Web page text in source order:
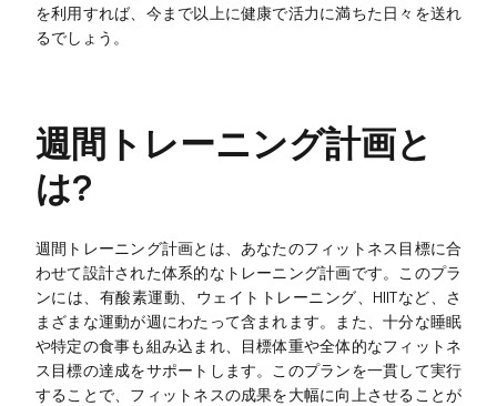
アーキテクチャ図
ブレインストーミング
チームコラボレーション
リサーチと分析
会議とワークショップ
プロダクト企画
を利用すれば、今まで以上に健康で活力に満ちた日々を送れ
るでしょう。
週間トレーニング計画と
は?
週間トレーニング計画とは、あなたのフィットネス目標に合
わせて設計された体系的なトレーニング計画です。このプラ
ンには、有酸素運動、ウェイトトレーニング、HIITなど、さ
まざまな運動が週にわたって含まれます。また、十分な睡眠
や特定の食事も組み込まれ、目標体重や全体的なフィットネ
ス目標の達成をサポートします。このプランを一貫して実行
することで、フィットネスの成果を大幅に向上させることが